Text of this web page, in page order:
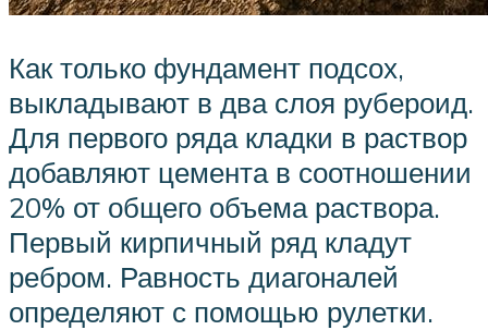
Как только фундамент подсох,
выкладывают в два слоя рубероид.
Для первого ряда кладки в раствор
добавляют цемента в соотношении
20% от общего объема раствора.
Первый кирпичный ряд кладут
ребром. Равность диагоналей
определяют с помощью рулетки.